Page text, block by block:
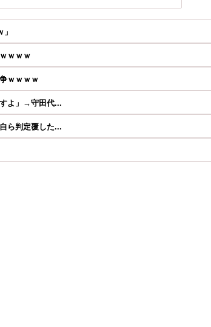
ｗｗｗ
ｗｗｗｗ
すよ」→守田代...
ら判定覆した...